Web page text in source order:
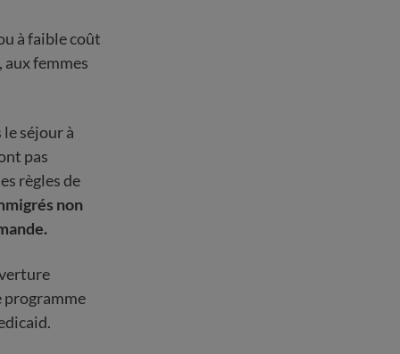
à faible coût
aux femmes
le séjour à
pas
règles de
non
programme